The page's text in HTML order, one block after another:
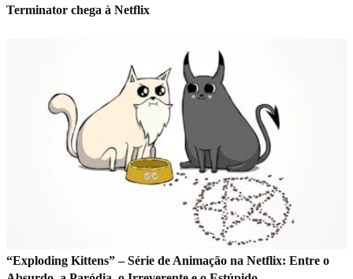
Terminator chega à Netflix
“Exploding Kittens” – Série de Animação na Netflix: Entre o